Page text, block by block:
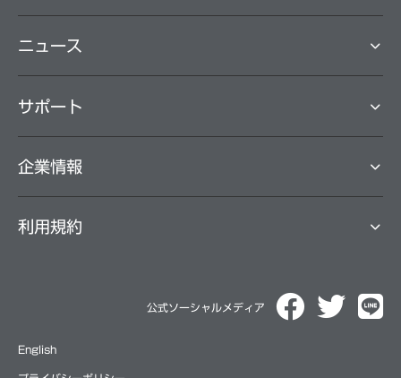
ニュース
サポート
企業情報
利用規約
公式ソーシャルメディア
English